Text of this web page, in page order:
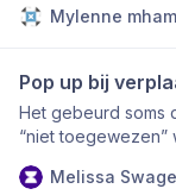
automatiseringen
bovenaan willen
Mylenne
Pop up bij
Het gebeurd soms
“niet
andere datum
Melissa